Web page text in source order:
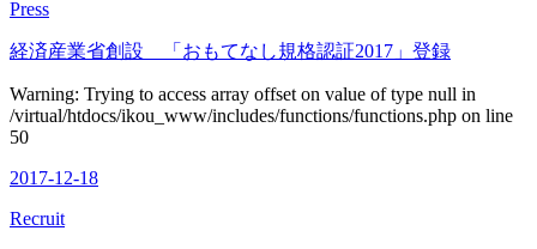
Press
経済産業省創設 「おもてなし規格認証2017」登録
Warning: Trying to access array offset on value of type null in
/virtual/htdocs/ikou_www/includes/functions/functions.php on line
50
2017-12-18
Recruit